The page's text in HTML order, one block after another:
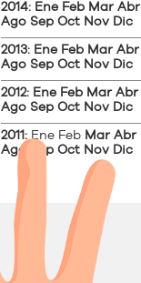
2014: Ene Feb Mar Abr
Ago Sep Oct Nov Dic
2013: Ene Feb Mar Abr
Ago Sep Oct Nov Dic
2012: Ene Feb Mar Abr
Ago Sep Oct Nov Dic
2011:Ene Feb Mar Abr
Ago
Sep Oct Nov Dic